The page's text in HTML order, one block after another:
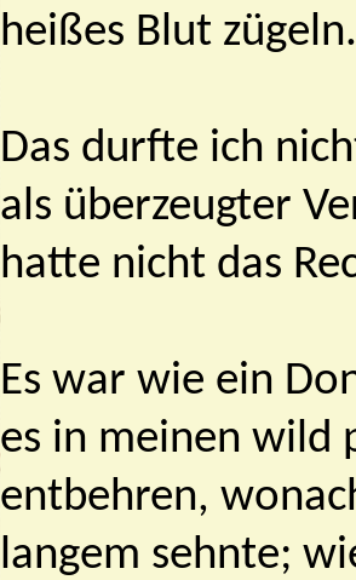
heißes Blut zügeln.
Das durfte ich
als überzeugter
hatte nicht das
Es war wie ein
es in meinen wild
entbehren,
langem sehnte;